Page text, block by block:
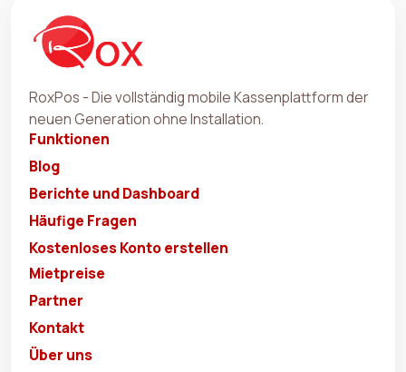
RoxPos - Die vollständig mobile Kassenplattform der
neuen Generation ohne Installation.
Funktionen
Blog
Berichte und Dashboard
Häufige Fragen
Kostenloses Konto erstellen
Mietpreise
Partner
Kontakt
Über uns